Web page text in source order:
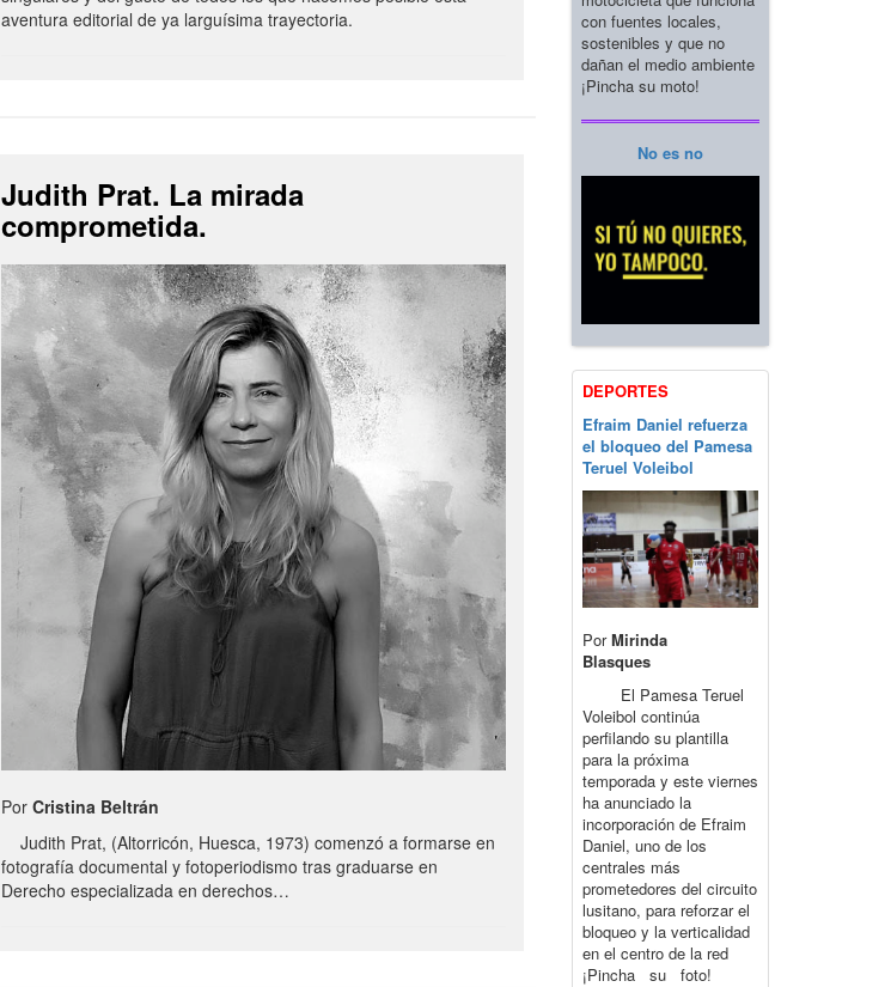
aventura editorial de ya larguísima trayectoria.
Judith Prat. La mirada
comprometida.
PorCristina Beltrán
Judith Prat, (Altorricón, Huesca, 1973) comenzó a formarse en
fotografía documental y fotoperiodismo tras graduarse en
Derecho especializada en derechos…
con fuentes locales,
sostenibles y que no
dañan el medio ambiente
¡Pincha su moto!
No es no
DEPORTES
Efraim Daniel refuerza
el bloqueo del Pamesa
Teruel Voleibol
PorMirinda
Blasques
El Pamesa Teruel
Voleibol continúa
perfilando su plantilla
para la próxima
temporada y este viernes
ha anunciado la
incorporación de Efraim
Daniel, uno de los
centrales más
prometedores del circuito
lusitano, para reforzar el
bloqueo y la verticalidad
en el centro de la red
¡Pincha su foto!